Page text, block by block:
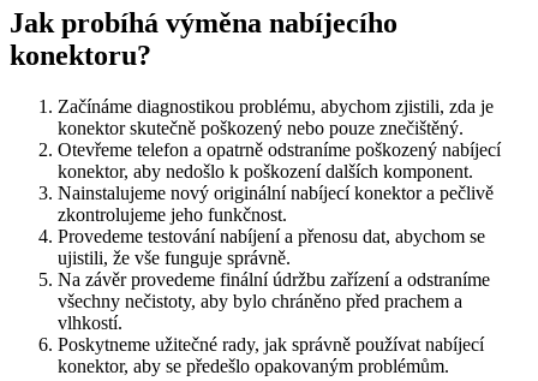
Jak probíhá výměna nabíjecího
konektoru?
Začínáme diagnostikou problému, abychom zjistili, zda je
konektor skutečně poškozený nebo pouze znečištěný.
Otevřeme telefon a opatrně odstraníme poškozený nabíjecí
konektor, aby nedošlo k poškození dalších komponent.
Nainstalujeme nový originální nabíjecí konektor a pečlivě
zkontrolujeme jeho funkčnost.
Provedeme testování nabíjení a přenosu dat, abychom se
ujistili, že vše funguje správně.
Na závěr provedeme finální údržbu zařízení a odstraníme
všechny nečistoty, aby bylo chráněno před prachem a
vlhkostí.
Poskytneme užitečné rady, jak správně používat nabíjecí
konektor, aby se předešlo opakovaným problémům.